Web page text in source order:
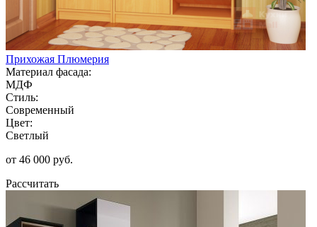
Прихожая Плюмерия
Материал фасада:
МДФ
Стиль:
Современный
Цвет:
Светлый
от 46 000 руб.
Рассчитать